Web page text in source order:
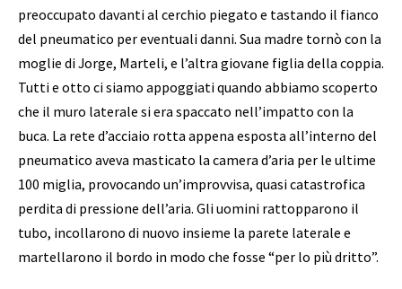
preoccupato davanti al cerchio piegato e tastando il fianco
del pneumatico per eventuali danni. Sua madre tornò con la
moglie di Jorge, Marteli, e l’altra giovane figlia della coppia.
Tutti e otto ci siamo appoggiati quando abbiamo scoperto
che il muro laterale si era spaccato nell’impatto con la
buca. La rete d’acciaio rotta appena esposta all’interno del
pneumatico aveva masticato la camera d’aria per le ultime
100 miglia, provocando un’improvvisa, quasi catastrofica
perdita di pressione dell’aria. Gli uomini rattopparono il
tubo, incollarono di nuovo insieme la parete laterale e
martellarono il bordo in modo che fosse “per lo più dritto”.